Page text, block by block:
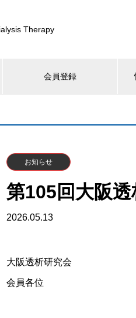
Therapy
会員登録
お知らせ
第105回大阪
2026.05.13
大阪透析研究会
会員各位